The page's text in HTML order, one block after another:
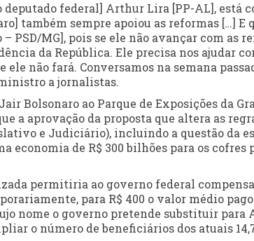
deputado federal] Arthur Lira [PP-AL], está
também sempre apoiou as reformas […] E
PSD/MG], pois se ele não avançar com as
da República. Ele precisa nos ajudar
não fará. Conversamos na semana
a jornalistas.
Bolsonaro ao Parque de Exposições da
a aprovação da proposta que altera as
e Judiciário), incluindo a questão da
de R$ 300 bilhões para os cofres
permitiria ao governo federal
para R$ 400 o valor médio
nome o governo pretende substituir para
o número de beneficiários dos atuais